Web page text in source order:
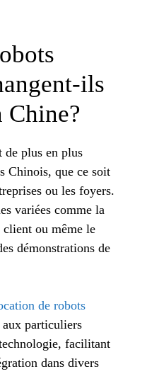
ils
Chine?
de plus en plus
Chinois, que ce soit
ou les foyers.
variées comme la
client ou même le
démonstrations de
de robots
aux particuliers
facilitant
dans divers